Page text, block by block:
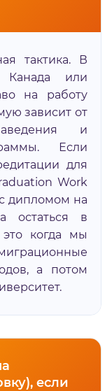
тактика. В
Канада или
на работу
зависит от
и
Если
для
Work
дипломом на
остаться в
когда мы
а потом
если